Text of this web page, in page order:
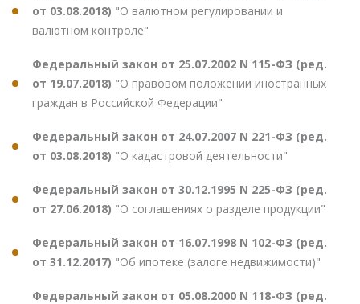
от 03.08.2018) "О валютном регулировании и
валютном контроле"
Федеральный закон от 25.07.2002 N 115-ФЗ (ред.
от 19.07.2018) "О правовом положении иностранных
граждан в Российской Федерации"
Федеральный закон от 24.07.2007 N 221-ФЗ (ред.
от 03.08.2018) "О кадастровой деятельности"
Федеральный закон от 30.12.1995 N 225-ФЗ (ред.
от 27.06.2018) "О соглашениях о разделе продукции"
Федеральный закон от 16.07.1998 N 102-ФЗ (ред.
от 31.12.2017) "Об ипотеке (залоге недвижимости)"
Федеральный закон от 05.08.2000 N 118-ФЗ (ред.